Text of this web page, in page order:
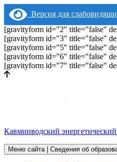
Версия для
[gravityform id="2" title="false"
[gravityform id="3" title="false"
[gravityform id="5" title="false"
[gravityform id="6" title="false"
[gravityform id="7" title="false"
Кавминводский
Меню сайта | Сведения об